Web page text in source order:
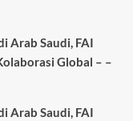
Arab Saudi, FAI
Global – –
Arab Saudi, FAI